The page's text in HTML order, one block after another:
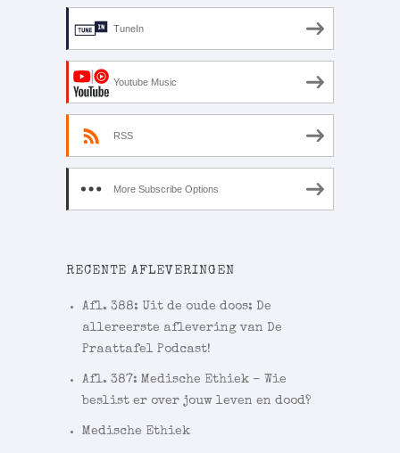
TuneIn
Youtube Music
RSS
More Subscribe Options
RECENTE AFLEVERINGEN
Afl. 388: Uit de oude doos: De
allereerste aflevering van De
Praattafel Podcast!
Afl. 387: Medische Ethiek – Wie
beslist er over jouw leven en dood?
Medische Ethiek